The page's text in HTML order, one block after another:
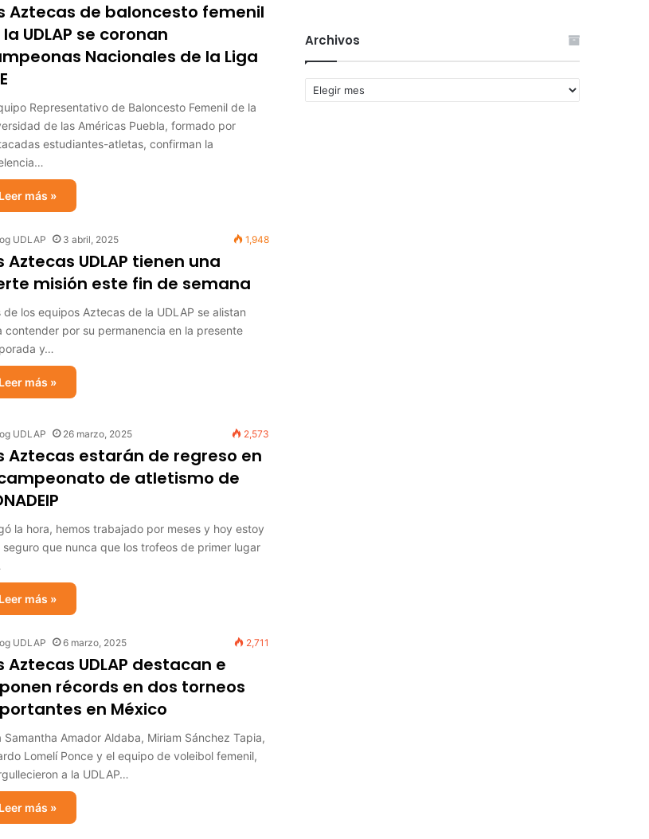
Aztecas de baloncesto femenil
UDLAP se coronan
Nacionales de la Liga
Representativo de Baloncesto Femenil de la
de las Américas Puebla, formado por
estudiantes-atletas, confirman la
Leer más »
UDLAP 3 abril, 2025 1,948
Aztecas UDLAP tienen una
misión este fin de semana
de los equipos Aztecas de la UDLAP se alistan
contender por su permanencia en la presente
y…
Leer más »
UDLAP 26 marzo, 2025 2,573
Aztecas estarán de regreso en
de atletismo de
la hora, hemos trabajado por meses y hoy estoy
seguro que nunca que los trofeos de primer lugar
Leer más »
UDLAP 6 marzo, 2025 2,711
Aztecas UDLAP destacan e
récords en dos torneos
en México
Samantha Amador Aldaba, Miriam Sánchez Tapia,
Lomelí Ponce y el equipo de voleibol femenil,
a la UDLAP…
Leer más »
Archivos
Archivos